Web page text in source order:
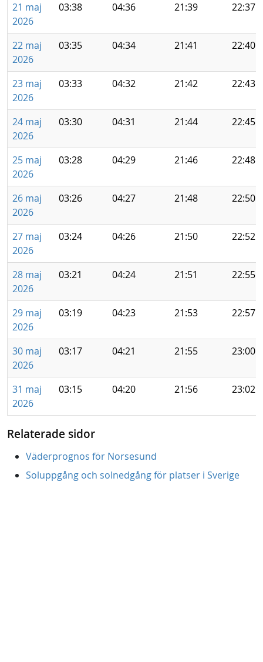
21 maj
2026
03:38 04:36 21:39 22:37
22 maj
2026
03:35 04:34 21:41 22:40
23 maj
2026
03:33 04:32 21:42 22:43
24 maj
2026
03:30 04:31 21:44 22:45
25 maj
2026
03:28 04:29 21:46 22:48
26 maj
2026
03:26 04:27 21:48 22:50
27 maj
2026
03:24 04:26 21:50 22:52
28 maj
2026
03:21 04:24 21:51 22:55
29 maj
2026
03:19 04:23 21:53 22:57
30 maj
2026
03:17 04:21 21:55 23:00
31 maj
2026
03:15 04:20 21:56 23:02
Relaterade sidor
Väderprognos för Norsesund
Soluppgång och solnedgång för platser i Sverige